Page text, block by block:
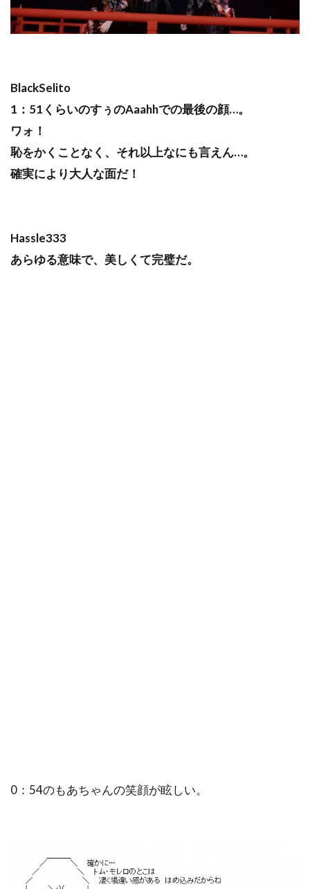
BlackSelito
1：51くらいのすぅのAaahhでの最後の顔…。
ワォ！
恥をかくことなく、それ以上なにも言えん…。
確実により大人な面だ！
Hassle333
あらゆる意味で、美しくて完璧だ。
0：54のもあちゃんの笑顔が眩しい。